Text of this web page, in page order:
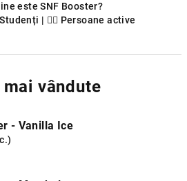
este SNF Booster?
| 🏃‍♂️ Persoane active
mai vândute
- Vanilla Ice